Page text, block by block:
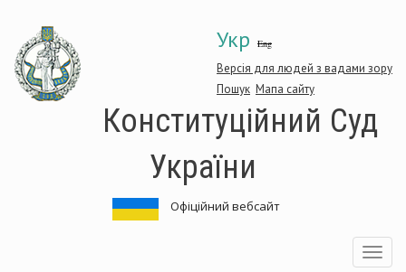
основного
матеріалу
Укр Eng
Версія для людей з вадами зору
Пошук Мапа сайту
Конституційний Суд
України
Офіційний вебсайт
Toggle